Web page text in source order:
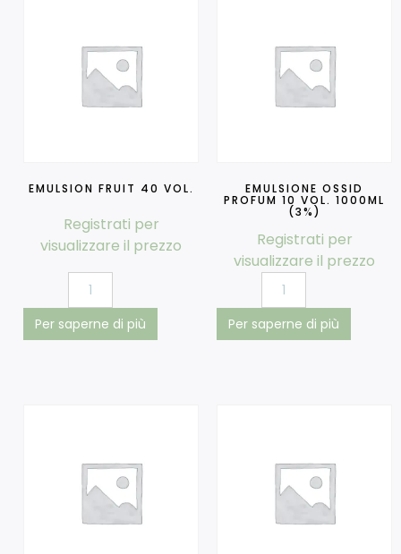
EMULSION FRUIT 40 VOL.
Registrati per
visualizzare il prezzo
Per saperne di più
EMULSIONE OSSID
PROFUM 10 VOL. 1000ML
(3%)
Registrati per
visualizzare il prezzo
Per saperne di più